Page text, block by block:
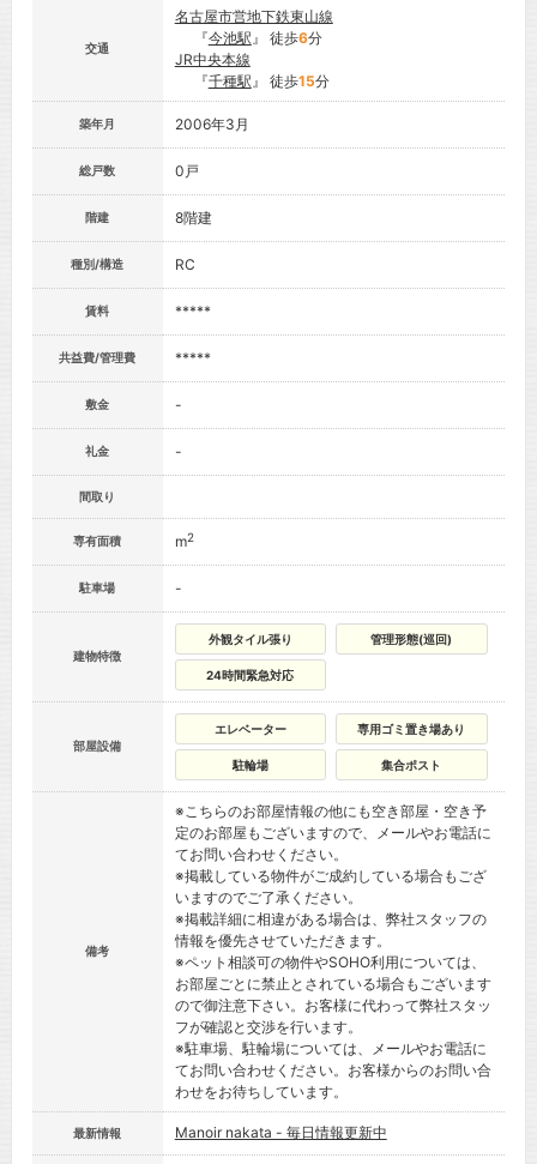
交通
名古屋市営地下鉄東山線
『今池駅』 徒歩6分
JR中央本線
『千種駅』 徒歩15分
築年月 2006年3月
総戸数 0戸
階建 8階建
種別/構造 RC
賃料 *****
共益費/管理費 *****
敷金 -
礼金 -
間取り
専有面積 m2
駐車場 -
建物特徴
外観タイル張り 管理形態(巡回)
24時間緊急対応
部屋設備
エレベーター 専用ゴミ置き場あり
駐輪場 集合ポスト
備考
※こちらのお部屋情報の他にも空き部屋・空き予
定のお部屋もございますので、メールやお電話に
てお問い合わせください。
※掲載している物件がご成約している場合もござ
いますのでご了承ください。
※掲載詳細に相違がある場合は、弊社スタッフの
情報を優先させていただきます。
※ペット相談可の物件やSOHO利用については、
お部屋ごとに禁止とされている場合もございます
ので御注意下さい。お客様に代わって弊社スタッ
フが確認と交渉を行います。
※駐車場、駐輪場については、メールやお電話に
てお問い合わせください。お客様からのお問い合
わせをお待ちしています。
最新情報 Manoir nakata - 毎日情報更新中